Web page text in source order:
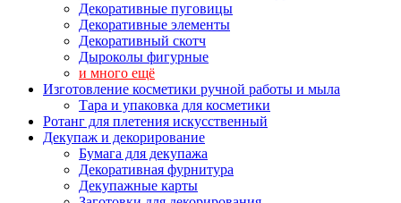
Декоративные пуговицы
Декоративные элементы
Декоративный скотч
Дыроколы фигурные
и много ещё
Изготовление косметики ручной работы и мыла
Тара и упаковка для косметики
Ротанг для плетения искусственный
Декупаж и декорирование
Бумага для декупажа
Декоративная фурнитура
Декупажные карты